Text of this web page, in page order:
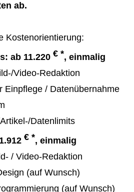
ab.
Kostenorientierung:
ab 11.220 € *, einmalig
Video-Redaktion
Einpflege / Datenübernahme
Datenlimits
€ *, einmalig
/ Video-Redaktion
(auf Wunsch)
(auf Wunsch)